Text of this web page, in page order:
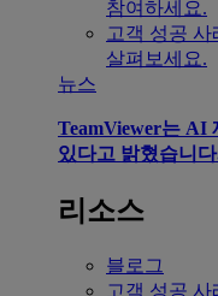
참여하세요.
고객 성공 사
살펴보세요.
뉴스
TeamViewer는 AI
있다고 밝혔습니
리소스
블로그
고객 성공 사